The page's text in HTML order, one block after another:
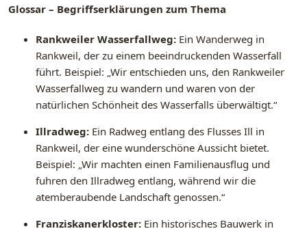
Glossar – Begriffserklärungen zum Thema
Rankweiler Wasserfallweg: Ein Wanderweg in
Rankweil, der zu einem beeindruckenden Wasserfall
führt. Beispiel: „Wir entschieden uns, den Rankweiler
Wasserfallweg zu wandern und waren von der
natürlichen Schönheit des Wasserfalls überwältigt.“
Illradweg: Ein Radweg entlang des Flusses Ill in
Rankweil, der eine wunderschöne Aussicht bietet.
Beispiel: „Wir machten einen Familienausflug und
fuhren den Illradweg entlang, während wir die
atemberaubende Landschaft genossen.“
Franziskanerkloster: Ein historisches Bauwerk in